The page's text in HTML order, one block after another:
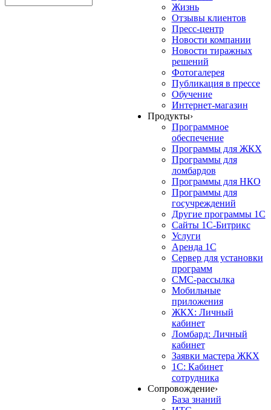
Жизнь
Отзывы клиентов
Пресс-центр
Новости компании
Новости тиражных
решений
Фотогалерея
Публикация в прессе
Обучение
Интернет-магазин
Продукты›
Программное
обеспечение
Программы для ЖКХ
Программы для
ломбардов
Программы для НКО
Программы для
госучреждений
Другие программы 1С
Сайты 1С-Битрикс
Услуги
Аренда 1С
Сервер для установки
программ
СМС-рассылка
Мобильные
приложения
ЖКХ: Личный
кабинет
Ломбард: Личный
кабинет
Заявки мастера ЖКХ
1С: Кабинет
сотрудника
Сопровождение›
База знаний